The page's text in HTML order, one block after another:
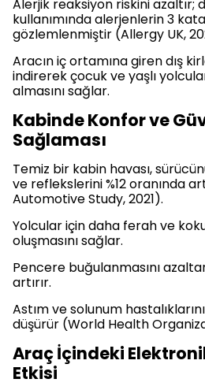
Alerjik reaksiyon riskini azaltır;
kullanımında alerjenlerin 3
gözlemlenmiştir (Allergy UK,
Aracın iç ortamına giren dış
indirerek çocuk ve yaşlı
almasını sağlar.
Kabinde Konfor ve
Sağlaması
Temiz bir kabin havası,
ve reflekslerini %12 oranında
Automotive Study, 2021).
Yolcular için daha ferah ve
oluşmasını sağlar.
Pencere buğulanmasını
artırır.
Astım ve solunum
düşürür (World Health
Araç İçindeki
Etkisi